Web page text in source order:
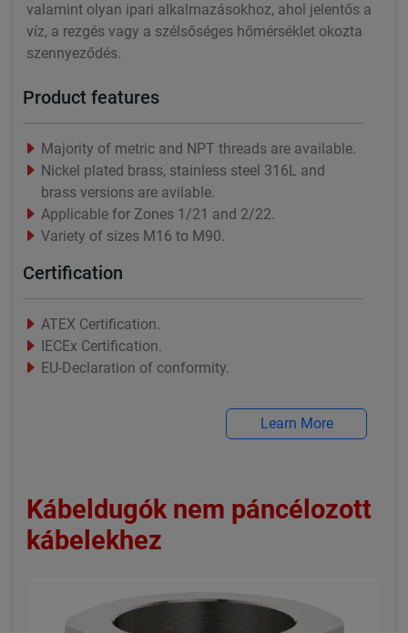
valamint olyan ipari alkalmazásokhoz, ahol jelentős a
víz, a rezgés vagy a szélsőséges hőmérséklet okozta
szennyeződés.
Product features
Majority of metric and NPT threads are available.
Nickel plated brass, stainless steel 316L and
brass versions are avilable.
Applicable for Zones 1/21 and 2/22.
Variety of sizes M16 to M90.
Certification
ATEX Certification.
IECEx Certification.
EU-Declaration of conformity.
Learn More
Kábeldugók nem páncélozott
kábelekhez